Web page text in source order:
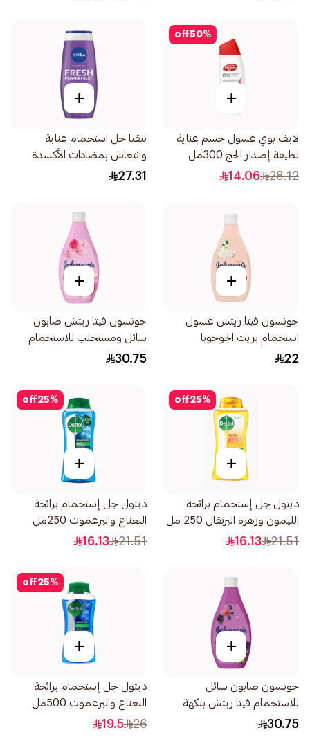
50%
off
+
لايف بوي غسول جسم عناية
لطيفة إصدار الحج 300مل
28.12
14.06
+
نيڤيا جل استحمام عناية
وانتعاش بمضادات الأكسدة
عطر التوت 250مل
27.31
+
جونسون فيتا ريتش غسول
استحمام بزيت الجوجوبا
وفيتامين هـ 250مل
22
+
جونسون فيتا ريتش صابون
سائل ومستحلب للاستحمام
بنسيم ماء الورد 400مل
30.75
25%
off
+
ديتول جل إستحمام برائحة
الليمون وزهرة البرتقال 250 مل
21.51
16.13
25%
off
+
ديتول جل إستحمام برائحة
النعناع والبرغموت 250مل
21.51
16.13
+
جونسون صابون سائل
للاستحمام فيتا ريتش بنكهة
التوت 400مل
30.75
25%
off
+
ديتول جل إستحمام برائحة
النعناع والبرغموت 500مل
26
19.5